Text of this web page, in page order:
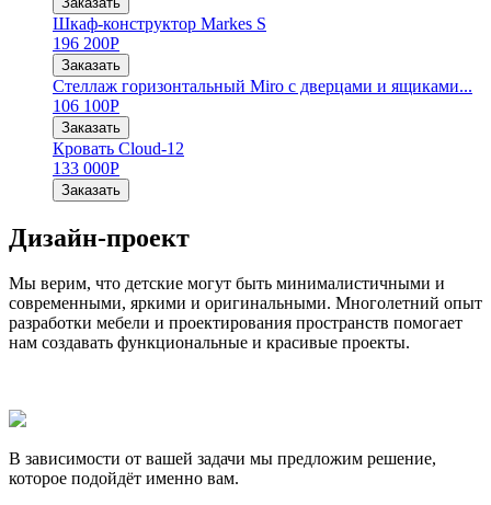
Шкаф-конструктор Markes S
196 200Р
Заказать
Стеллаж горизонтальный Miro с дверцами и ящиками...
106 100Р
Заказать
Кровать Cloud-12
133 000Р
Заказать
Дизайн-проект
Мы верим, что детские могут быть минималистичными и
современными, яркими и оригинальными. Многолетний опыт
разработки мебели и проектирования пространств помогает
нам создавать функциональные и красивые проекты.
В зависимости от вашей задачи мы предложим решение,
которое подойдёт именно вам.